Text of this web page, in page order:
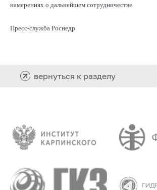
намерениях о дальнейшем сотрудничестве.
Пресс-служба Роснедр
вернуться к разделу